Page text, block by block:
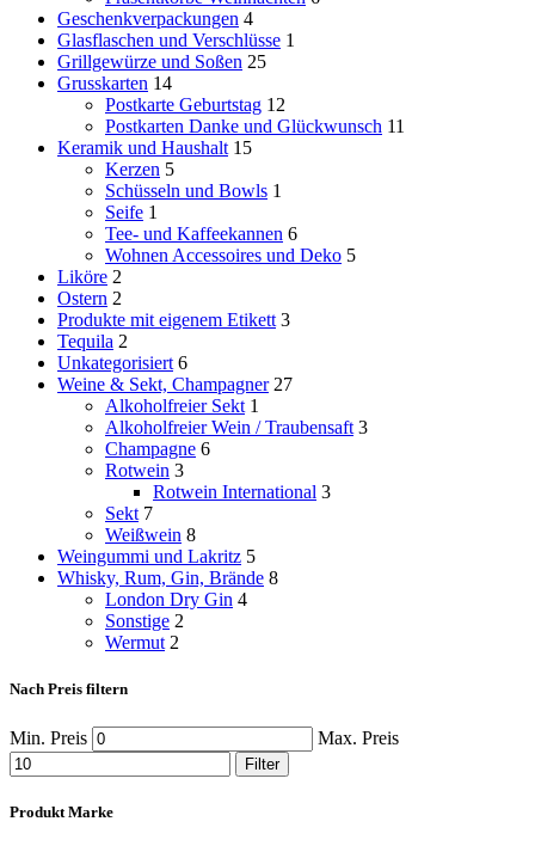
Geschenkverpackungen 4
Glasflaschen und Verschlüsse 1
Grillgewürze und Soßen 25
Grusskarten 14
Postkarte Geburtstag 12
Postkarten Danke und Glückwunsch 11
Keramik und Haushalt 15
Kerzen 5
Schüsseln und Bowls 1
Seife 1
Tee- und Kaffeekannen 6
Wohnen Accessoires und Deko 5
Liköre 2
Ostern 2
Produkte mit eigenem Etikett 3
Tequila 2
Unkategorisiert 6
Weine & Sekt, Champagner 27
Alkoholfreier Sekt 1
Alkoholfreier Wein / Traubensaft 3
Champagne 6
Rotwein 3
Rotwein International 3
Sekt 7
Weißwein 8
Weingummi und Lakritz 5
Whisky, Rum, Gin, Brände 8
London Dry Gin 4
Sonstige 2
Wermut 2
Nach Preis filtern
Min. Preis Max. Preis
Filter
Produkt Marke